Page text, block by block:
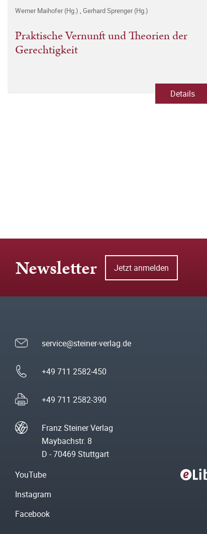
Werner Maihofer (Hg.) Gerhard Sprenger (Hg.)
Praktische Vernunft und Theorien der
Gerechtigkeit
Details
Newsletter Jetzt anmelden
service@steiner-verlag.de
+49 711 2582-450
+49 711 2582-390
Franz Steiner Verlag
Maybachstr. 8
D - 70469 Stuttgart
YouTube
Instagram
Facebook